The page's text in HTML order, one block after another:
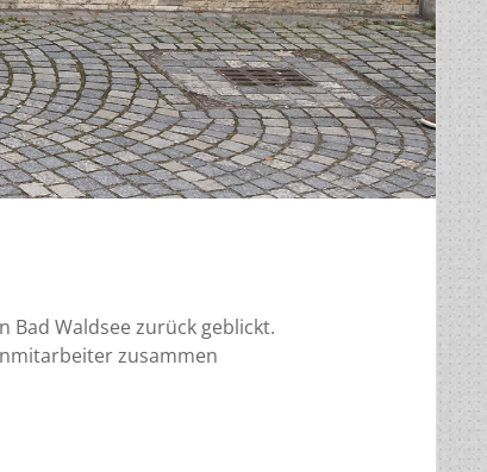
Bad Waldsee zurück geblickt.
zusammen